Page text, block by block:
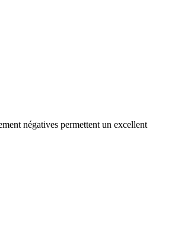
négatives permettent un excellent